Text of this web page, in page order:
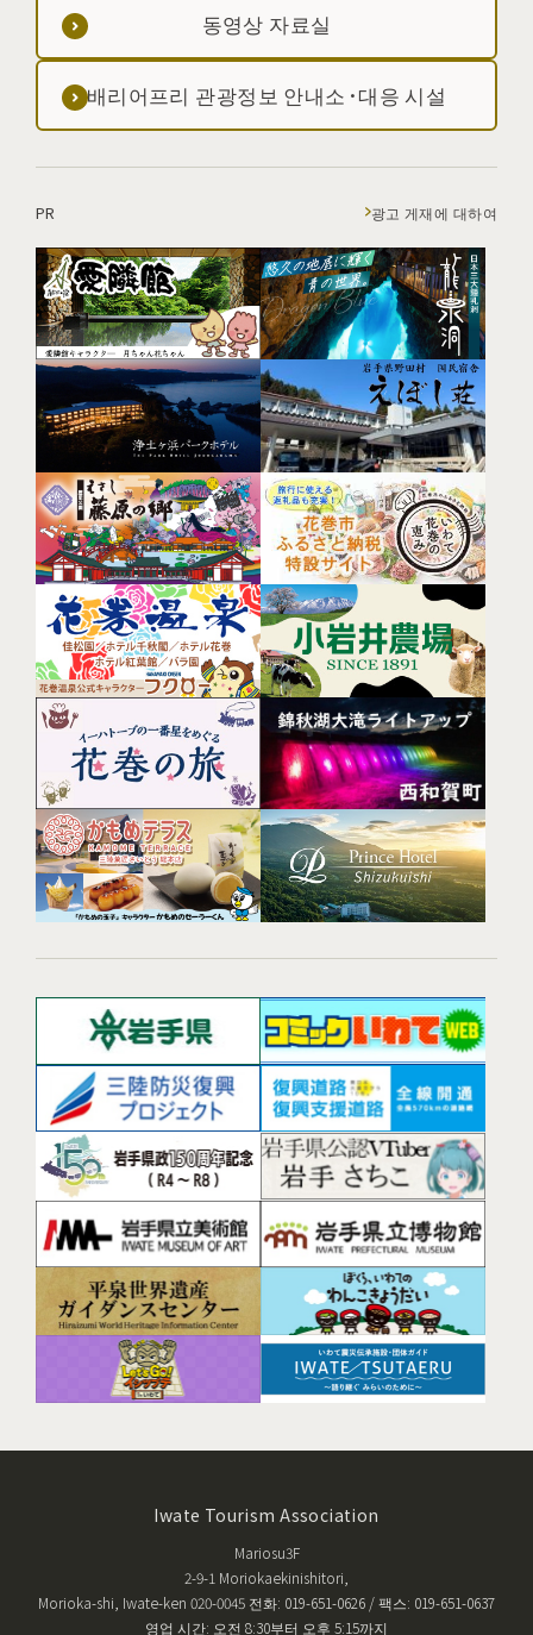
동영상 자료실
배리어프리 관광정보 안내소·대응 시설
PR 광고 게재에 대하여
Iwate Tourism Association
Mariosu3F
2-9-1 Moriokaekinishitori,
Morioka-shi, Iwate-ken 020-0045 전화: 019-651-0626 / 팩스: 019-651-0637
영업 시간: 오전 8:30부터 오후 5:15까지